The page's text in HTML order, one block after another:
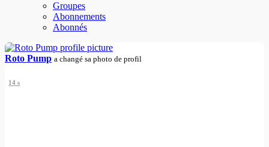
Groupes
Abonnements
Abonnés
Roto Pump a changé sa photo de profil
14 s